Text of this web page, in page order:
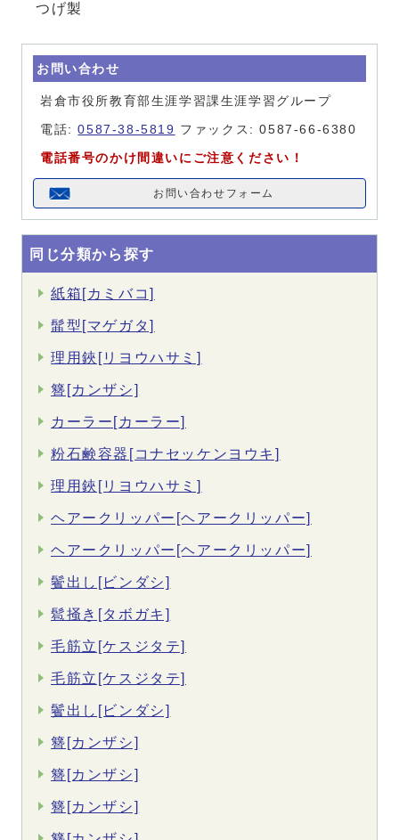
つげ製
お問い合わせ
岩倉市役所教育部生涯学習課生涯学習グループ
電話:0587-38-5819 ファックス: 0587-66-6380
電話番号のかけ間違いにご注意ください！
お問い合わせフォーム
同じ分類から探す
紙箱[カミバコ]
髷型[マゲガタ]
理用鋏[リヨウハサミ]
簪[カンザシ]
カーラー[カーラー]
粉石鹸容器[コナセッケンヨウキ]
理用鋏[リヨウハサミ]
ヘアークリッパー[ヘアークリッパー]
ヘアークリッパー[ヘアークリッパー]
鬢出し[ビンダシ]
髱掻き[タボガキ]
毛筋立[ケスジタテ]
毛筋立[ケスジタテ]
鬢出し[ビンダシ]
簪[カンザシ]
簪[カンザシ]
簪[カンザシ]